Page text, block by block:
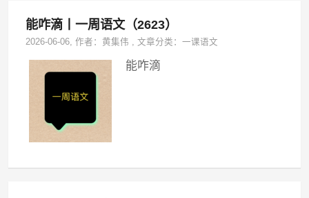
能咋滴丨一周语文（2623）
2026-06-06, 作者：黄集伟 ,文章分类：一课语文
能咋滴